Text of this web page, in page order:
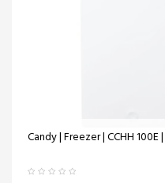
Candy | Freezer | CCHH 100E